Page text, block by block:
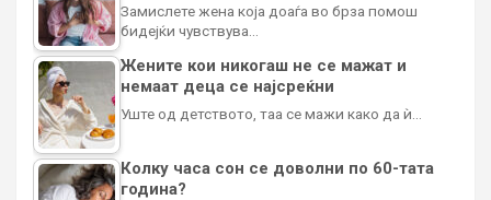
Замислете жена која доаѓа во брза помош
бидејќи чувствува…
Жените кои никогаш не се мажат и
немаат деца се најсреќни
Уште од детството, таа се мажи како да ѝ…
Колку часа сон се доволни по 60-тата
година?